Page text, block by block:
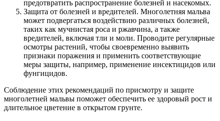
предотвратить распространение болезней и насекомых.
Защита от болезней и вредителей. Многолетняя мальва
может подвергаться воздействию различных болезней,
таких как мучнистая роса и ржавчина, а также
вредителей, включая тли и моли. Проводите регулярные
осмотры растений, чтобы своевременно выявить
признаки поражения и применить соответствующие
меры защиты, например, применение инсектицидов или
фунгицидов.
Соблюдение этих рекомендаций по присмотру и защите
многолетней мальвы поможет обеспечить ее здоровый рост и
длительное цветение в открытом грунте.